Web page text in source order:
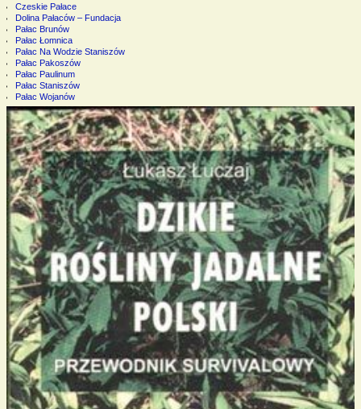
Czeskie Pałace
Dolina Pałaców – Fundacja
Pałac Brunów
Pałac Łomnica
Pałac Na Wodzie Staniszów
Pałac Pakoszów
Pałac Paulinum
Pałac Staniszów
Pałac Wojanów